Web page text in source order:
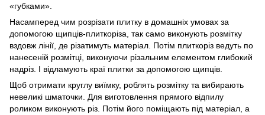
«губками».
Насамперед чим розрізати плитку в домашніх умовах за
допомогою щипців-плиткоріза, так само виконують розмітку
вздовж лінії, де різатимуть матеріал. Потім плиткоріз ведуть по
нанесеній розмітці, виконуючи різальним елементом глибокий
надріз. І відламують краї плитки за допомогою щипців.
Щоб отримати круглу виїмку, роблять розмітку та вибирають
невеликі шматочки. Для виготовлення прямого відпилу
роликом виконують різ. Потім його поміщають під матеріал, а